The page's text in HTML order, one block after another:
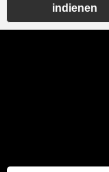
indienen